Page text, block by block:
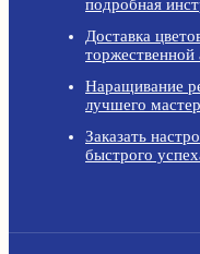
подробная
Доставка
Наращивание
лучшего
Заказать
быстрого